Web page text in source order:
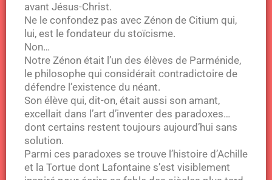
avant Jésus-Christ.
Ne le confondez pas avec Zénon de Citium qui,
lui, est le fondateur du stoïcisme.
Non…
Notre Zénon était l’un des élèves de Parménide,
le philosophe qui considérait contradictoire de
défendre l’existence du néant.
Son élève qui, dit-on, était aussi son amant,
excellait dans l’art d’inventer des paradoxes…
dont certains restent toujours aujourd’hui sans
solution.
Parmi ces paradoxes se trouve l’histoire d’Achille
et la Tortue dont Lafontaine s’est visiblement